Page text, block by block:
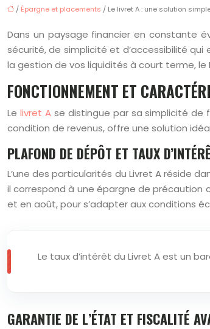
/ Épargne et placements / Le livret A : une solution
Dans un paysage financier en constante
sécurité, de simplicité et d’accessibilité
la gestion de vos liquidités à court terme,
FONCTIONNEMENT ET
Le livret Ase distingue par sa simplicité de
condition de revenus, offre une solution
PLAFOND DE DÉPÔT ET TAUX
L’une des particularités du Livret A réside
il correspond à une épargne de précaution
et en août, pour s’adapter aux conditions
Le taux d’intérêt du Livret A est un
GARANTIE DE L’ÉTAT ET FISCALITÉ